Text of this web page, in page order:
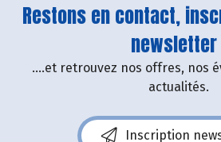
Restons en contact,
....et retrouvez nos offres, nos
actualités.
Inscription